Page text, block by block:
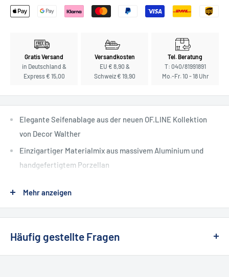
Gratis Versand
in Deutschland &
Express € 15,00
Versandkosten
EU € 8,90 &
Schweiz € 19,90
Tel. Beratung
T: 040/81991891
Mo.-Fr. 10 - 18 Uhr
Elegante Seifenablage aus der neuen OF.LINE Kollektion
von Decor Walther
Einzigartiger Materialmix aus massivem Aluminium und
handgefertigtem Porzellan
Seife
Mehr anzeigen
Häufig gestellte Fragen